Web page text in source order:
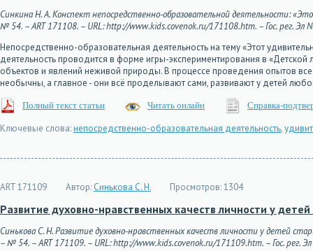
Синкина Н. А. Конспект непосредственно-образовательной деятельности:
№ 54. – ART 171108. – URL: http://www.kids.covenok.ru/171108.htm. – Гос. рег. Эл
Непосредственно-образовательная деятельность на тему «Этот
деятельность проводится в форме игры-экспериментирования в
объектов и явлений неживой природы. В процессе проведения опытов
необычны, а главное - они всё проделывают сами, развивают у детей
Полный текст статьи Читать онлайн Справка-
Ключевые слова:непосредственно-образовательная деятельность,
ART 171109 Автор: Синькова С. Н. Просмотров:1304
Развитие духовно-нравственных качеств личности у
Синькова С. Н. Развитие духовно-нравственных качеств личности у детей
– № 54. – ART 171109. – URL: http://www.kids.covenok.ru/171109.htm. – Гос. рег.